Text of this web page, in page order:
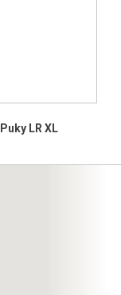
Puky LR XL